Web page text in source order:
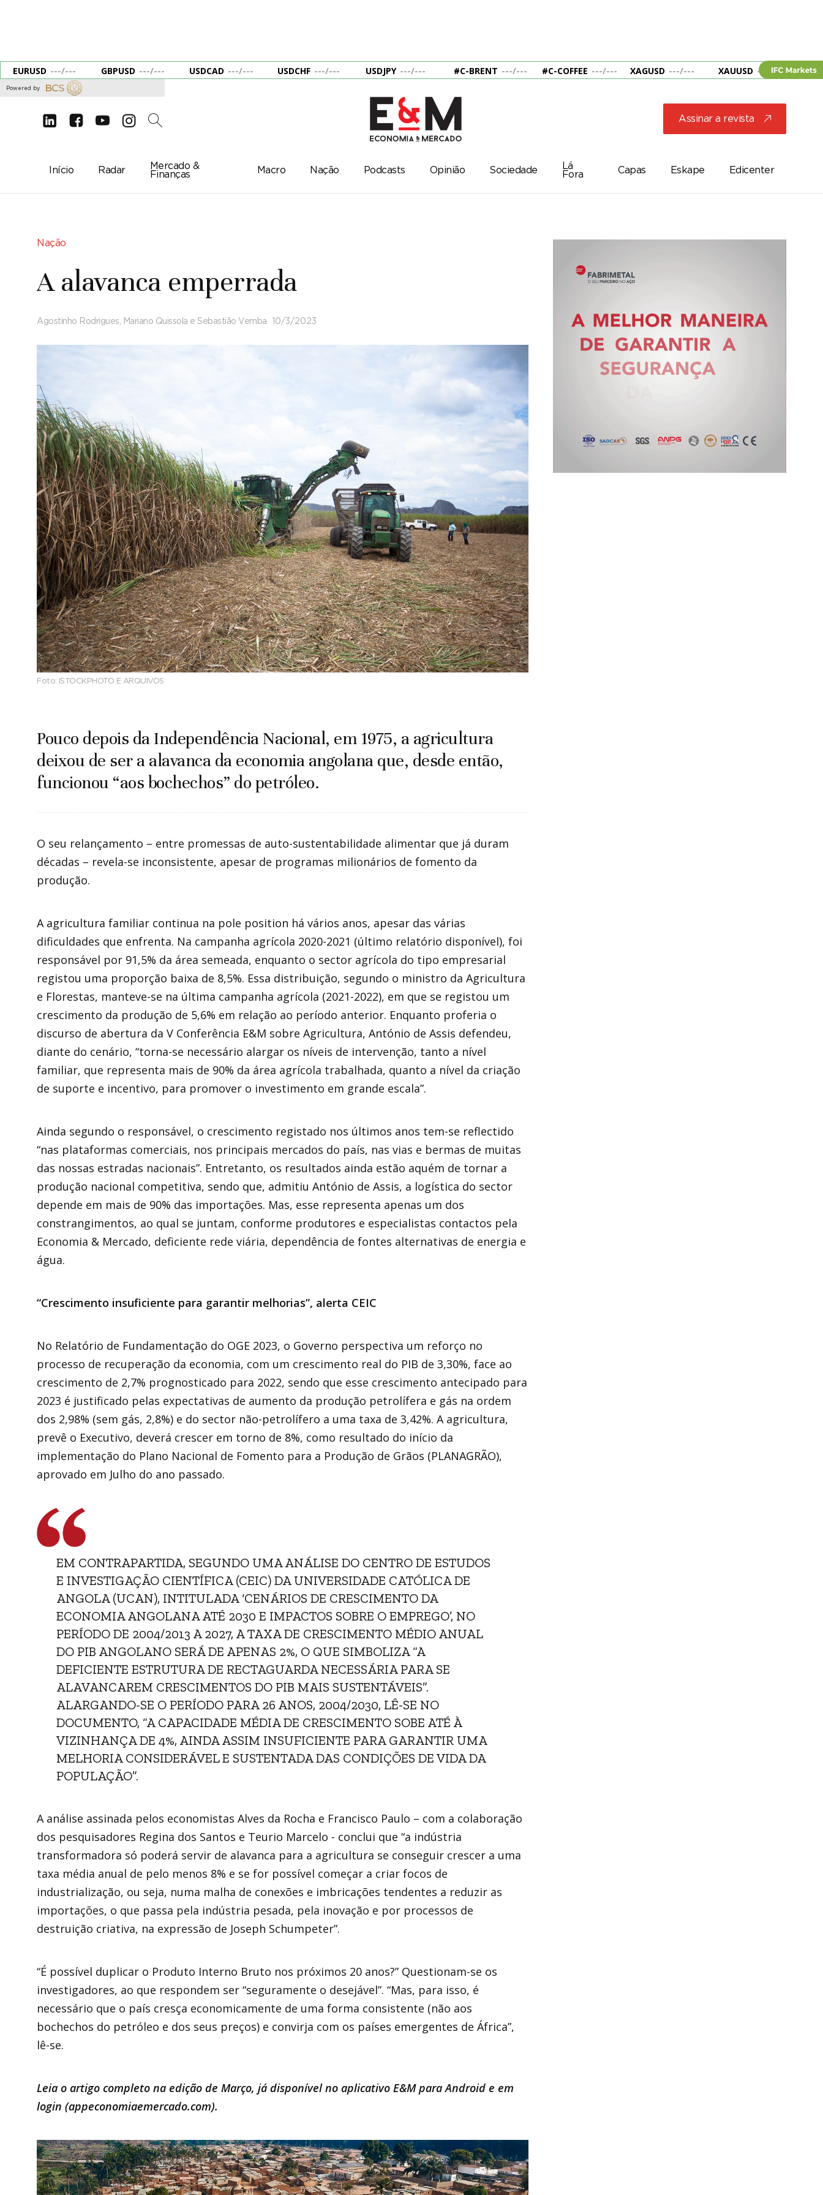
EURUSD ---/--- GBPUSD ---/--- USDCAD ---/--- USDCHF ---/--- USDJPY ---/--- #C-BRENT ---/--- #C-COFFEE ---/--- XAGUSD ---/--- XAUUSD --- ---
Powered by
d e g c 2 Assinar a revista j
Início Radar
Mercado &
Finanças
Macro Nação Podcasts Opinião Sociedade
Lá
Fora
Capas Eskape Edicenter
Nação
A alavanca emperrada
Agostinho Rodrigues, Mariano Quissola e Sebastião Vemba 10/3/2023
Foto: ISTOCKPHOTO E ARQUIVOS
Pouco depois da Independência Nacional, em 1975, a agricultura
deixou de ser a alavanca da economia angolana que, desde então,
funcionou “aos bochechos” do petróleo.
O seu relançamento – entre promessas de auto-sustentabilidade alimentar que já duram
décadas – revela-se inconsistente, apesar de programas milionários de fomento da
produção.
A agricultura familiar continua na pole position há vários anos, apesar das várias
dificuldades que enfrenta. Na campanha agrícola 2020-2021 (último relatório disponível), foi
responsável por 91,5% da área semeada, enquanto o sector agrícola do tipo empresarial
registou uma proporção baixa de 8,5%. Essa distribuição, segundo o ministro da Agricultura
e Florestas, manteve-se na última campanha agrícola (2021-2022), em que se registou um
crescimento da produção de 5,6% em relação ao período anterior. Enquanto proferia o
discurso de abertura da V Conferência E&M sobre Agricultura, António de Assis defendeu,
diante do cenário, “torna-se necessário alargar os níveis de intervenção, tanto a nível
familiar, que representa mais de 90% da área agrícola trabalhada, quanto a nível da criação
de suporte e incentivo, para promover o investimento em grande escala”.
Ainda segundo o responsável, o crescimento registado nos últimos anos tem-se reflectido
“nas plataformas comerciais, nos principais mercados do país, nas vias e bermas de muitas
das nossas estradas nacionais”. Entretanto, os resultados ainda estão aquém de tornar a
produção nacional competitiva, sendo que, admitiu António de Assis, a logística do sector
depende em mais de 90% das importações. Mas, esse representa apenas um dos
constrangimentos, ao qual se juntam, conforme produtores e especialistas contactos pela
Economia & Mercado, deficiente rede viária, dependência de fontes alternativas de energia e
água.
“Crescimento insuficiente para garantir melhorias”, alerta CEIC
No Relatório de Fundamentação do OGE 2023, o Governo perspectiva um reforço no
processo de recuperação da economia, com um crescimento real do PIB de 3,30%, face ao
crescimento de 2,7% prognosticado para 2022, sendo que esse crescimento antecipado para
2023 é justificado pelas expectativas de aumento da produção petrolífera e gás na ordem
dos 2,98% (sem gás, 2,8%) e do sector não-petrolífero a uma taxa de 3,42%. A agricultura,
prevê o Executivo, deverá crescer em torno de 8%, como resultado do início da
implementação do Plano Nacional de Fomento para a Produção de Grãos (PLANAGRÃO),
aprovado em Julho do ano passado.
EM CONTRAPARTIDA, SEGUNDO UMA ANÁLISE DO CENTRO DE ESTUDOS
E INVESTIGAÇÃO CIENTÍFICA (CEIC) DA UNIVERSIDADE CATÓLICA DE
ANGOLA (UCAN), INTITULADA ‘CENÁRIOS DE CRESCIMENTO DA
ECONOMIA ANGOLANA ATÉ 2030 E IMPACTOS SOBRE O EMPREGO’, NO
PERÍODO DE 2004/2013 A 2027, A TAXA DE CRESCIMENTO MÉDIO ANUAL
DO PIB ANGOLANO SERÁ DE APENAS 2%, O QUE SIMBOLIZA “A
DEFICIENTE ESTRUTURA DE RECTAGUARDA NECESSÁRIA PARA SE
ALAVANCAREM CRESCIMENTOS DO PIB MAIS SUSTENTÁVEIS”.
ALARGANDO-SE O PERÍODO PARA 26 ANOS, 2004/2030, LÊ-SE NO
DOCUMENTO, “A CAPACIDADE MÉDIA DE CRESCIMENTO SOBE ATÉ À
VIZINHANÇA DE 4%, AINDA ASSIM INSUFICIENTE PARA GARANTIR UMA
MELHORIA CONSIDERÁVEL E SUSTENTADA DAS CONDIÇÕES DE VIDA DA
POPULAÇÃO”.
A análise assinada pelos economistas Alves da Rocha e Francisco Paulo – com a colaboração
dos pesquisadores Regina dos Santos e Teurio Marcelo - conclui que “a indústria
transformadora só poderá servir de alavanca para a agricultura se conseguir crescer a uma
taxa média anual de pelo menos 8% e se for possível começar a criar focos de
industrialização, ou seja, numa malha de conexões e imbricações tendentes a reduzir as
importações, o que passa pela indústria pesada, pela inovação e por processos de
destruição criativa, na expressão de Joseph Schumpeter”.
“É possível duplicar o Produto Interno Bruto nos próximos 20 anos?” Questionam-se os
investigadores, ao que respondem ser “seguramente o desejável”. “Mas, para isso, é
necessário que o país cresça economicamente de uma forma consistente (não aos
bochechos do petróleo e dos seus preços) e convirja com os países emergentes de África”,
lê-se.
Leia o artigo completo na edição de Março, já disponível no aplicativo E&M para Android e em
login (appeconomiaemercado.com).